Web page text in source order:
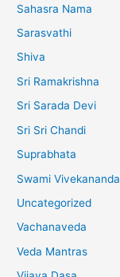
Sahasra Nama
Sarasvathi
Shiva
Sri Ramakrishna
Sri Sarada Devi
Sri Sri Chandi
Suprabhata
Swami Vivekananda
Uncategorized
Vachanaveda
Veda Mantras